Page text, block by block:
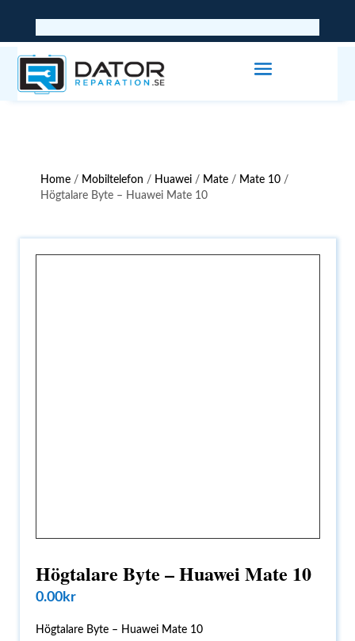
Home / Mobiltelefon / Huawei / Mate / Mate 10 /
Högtalare Byte – Huawei Mate 10
Högtalare Byte – Huawei Mate 10
0.00kr
Högtalare Byte – Huawei Mate 10